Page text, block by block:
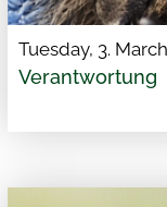
Tuesday, 3.
Verantwortung